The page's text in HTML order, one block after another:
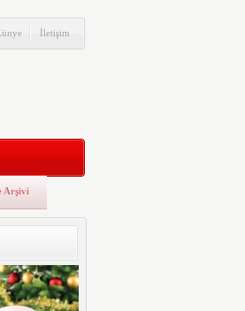
İletişim
Arşivi